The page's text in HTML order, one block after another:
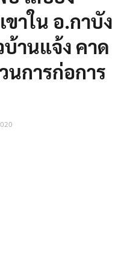
ขาใน อ.กาบัง
านแจ้ง คาด
นการก่อการ